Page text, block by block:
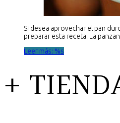
Si desea aprovechar el pan
preparar esta receta. La
Leer más: %s
+